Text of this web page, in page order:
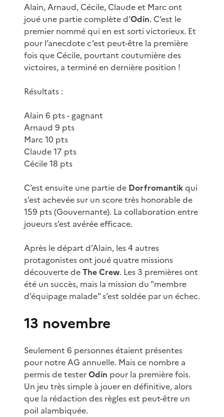
Alain, Arnaud, Cécile, Claude et Marc ont
joué une partie complète d’Odin. C’est le
premier nommé qui en est sorti victorieux. Et
pour l’anecdote c’est peut-être la première
fois que Cécile, pourtant coutumière des
victoires, a terminé en dernière position !
Résultats :
Alain 6 pts - gagnant
Arnaud 9 pts
Marc 10 pts
Claude 17 pts
Cécile 18 pts
C’est ensuite une partie de Dorfromantikqui
s’est achevée sur un score très honorable de
159 pts (Gouvernante). La collaboration entre
joueurs s’est avérée efficace.
Après le départ d’Alain, les 4 autres
protagonistes ont joué quatre missions
découverte deThe Crew. Les 3 premières ont
été un succès, mais la mission du "membre
d’équipage malade" s’est soldée par un échec.
13 novembre
Seulement 6 personnes étaient présentes
pour notre AG annuelle. Mais ce nombre a
permis de testerOdin pour la première fois.
Un jeu très simple à jouer en définitive, alors
que la rédaction des règles est peut-être un
poil alambiquée.